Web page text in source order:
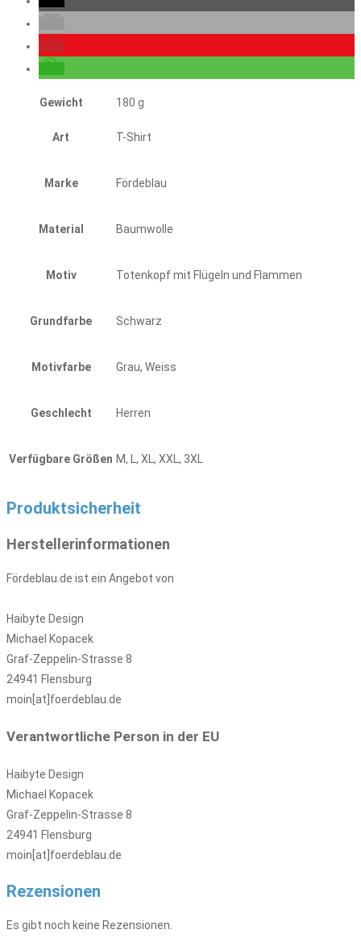
Gewicht 180 g
Art T-Shirt
Marke Fördeblau
Material Baumwolle
Motiv Totenkopf mit Flügeln und Flammen
Grundfarbe Schwarz
Motivfarbe Grau, Weiss
Geschlecht Herren
Verfügbare Größen M, L, XL, XXL, 3XL
Produktsicherheit
Herstellerinformationen
Fördeblau.de ist ein Angebot von
Haibyte Design
Michael Kopacek
Graf-Zeppelin-Strasse 8
24941 Flensburg
moin[at]foerdeblau.de
Verantwortliche Person in der EU
Haibyte Design
Michael Kopacek
Graf-Zeppelin-Strasse 8
24941 Flensburg
moin[at]foerdeblau.de
Rezensionen
Es gibt noch keine Rezensionen.